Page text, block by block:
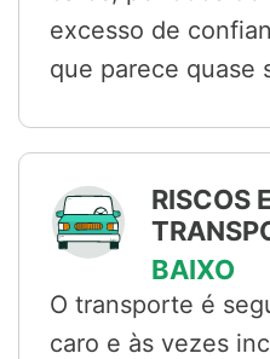
excesso de
que parece quase
RISCOS
BAIXO
O transporte é
caro e às vezes